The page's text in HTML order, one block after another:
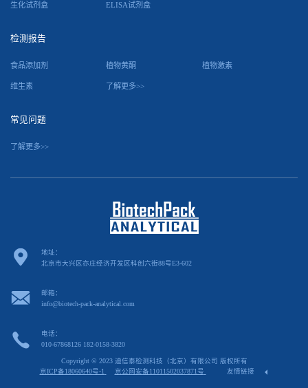
生化试剂盒 ELISA试剂盒
检测报告
食品添加剂 植物黄酮 植物激素
维生素 了解更多>>
常见问题
了解更多>>
地址：
北京市大兴区亦庄经济开发区科创六街88号E3-602
邮箱：
info@biotech-pack-analytical.com
电话：
010-67868126 182-0158-3820
Copyright © 2023 迪信泰检测科技（北京）有限公司 版权所有
京ICP备18060640号-1
京公网安备11011502037871号 友情链接